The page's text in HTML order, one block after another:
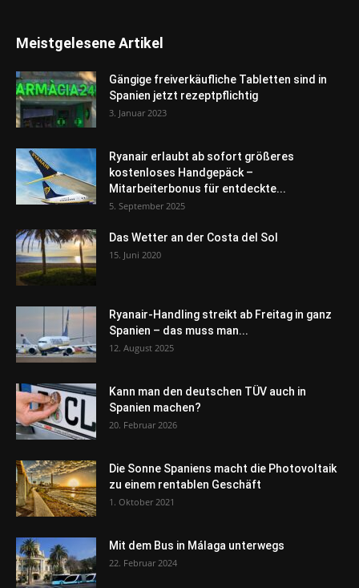
Meistgelesene Artikel
Gängige freiverkäufliche Tabletten sind in
Spanien jetzt rezeptpflichtig
3. Januar 2023
Ryanair erlaubt ab sofort größeres
kostenloses Handgepäck –
Mitarbeiterbonus für entdeckte...
5. September 2025
Das Wetter an der Costa del Sol
15. Juni 2020
Ryanair-Handling streikt ab Freitag in ganz
Spanien – das muss man...
12. August 2025
Kann man den deutschen TÜV auch in
Spanien machen?
20. Februar 2026
Die Sonne Spaniens macht die Photovoltaik
zu einem rentablen Geschäft
1. Oktober 2021
Mit dem Bus in Málaga unterwegs
22. Februar 2024